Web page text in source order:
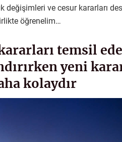
ve cesur kararları
öğrenelim…
temsil
yeni
kolaydır